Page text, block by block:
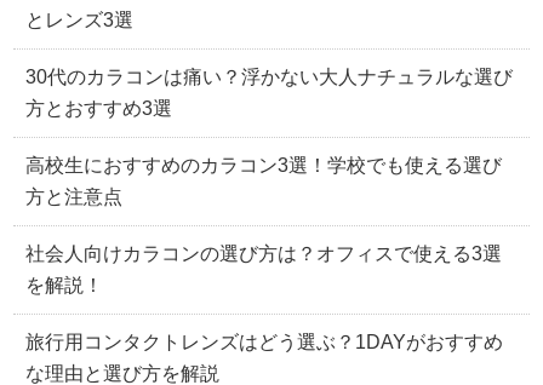
とレンズ3選
30代のカラコンは痛い？浮かない大人ナチュラルな選び
方とおすすめ3選
高校生におすすめのカラコン3選！学校でも使える選び
方と注意点
社会人向けカラコンの選び方は？オフィスで使える3選
を解説！
旅行用コンタクトレンズはどう選ぶ？1DAYがおすすめ
な理由と選び方を解説